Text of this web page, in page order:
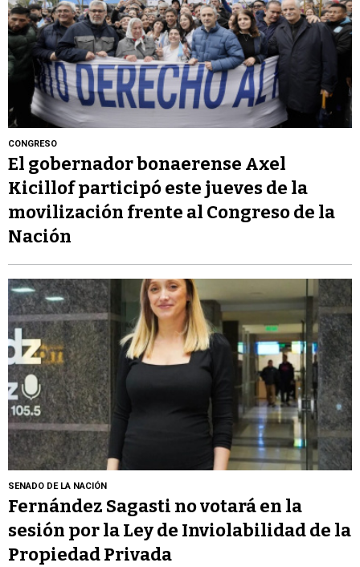
CONGRESO
El gobernador bonaerense Axel
Kicillof participó este jueves de la
movilización frente al Congreso de la
Nación
SENADO DE LA NACIÓN
Fernández Sagasti no votará en la
sesión por la Ley de Inviolabilidad de la
Propiedad Privada